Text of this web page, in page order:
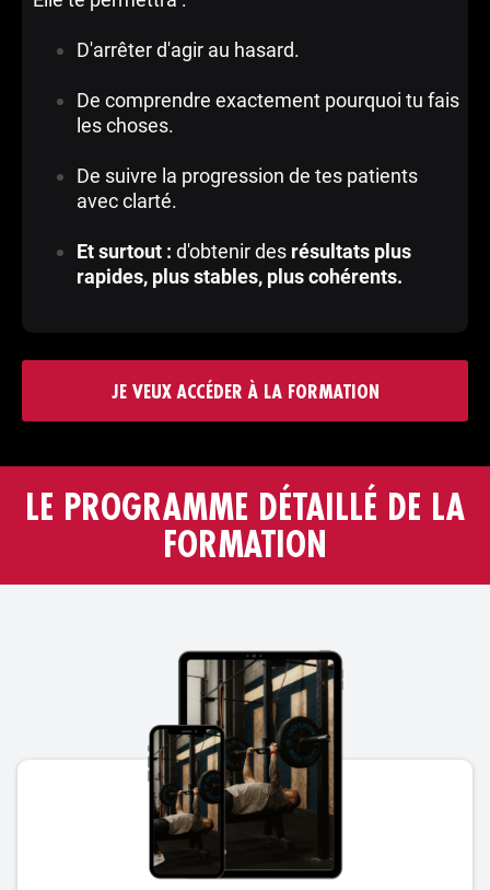
D'arrêter d'agir au hasard.
De comprendre exactement pourquoi tu fais
les choses.
De suivre la progression de tes patients
avec clarté.
Et surtout : d'obtenir des résultats plus
rapides, plus stables, plus cohérents.
JE VEUX ACCÉDER À LA FORMATION
LE PROGRAMME DÉTAILLÉ DE LA
FORMATION